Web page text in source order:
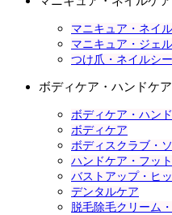
マニキュア・ネイ
マニキュア・ジェ
つけ爪・ネイルシ
ボディケア・ハンドケ
ボディケア・ハン
ボディケア
ボディスクラブ・
ハンドケア・フッ
バストアップ・ヒ
デンタルケア
脱毛除毛クリーム